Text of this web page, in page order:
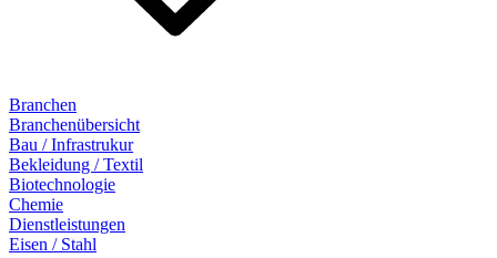
Branchen
Branchenübersicht
Bau / Infrastrukur
Bekleidung / Textil
Biotechnologie
Chemie
Dienstleistungen
Eisen / Stahl